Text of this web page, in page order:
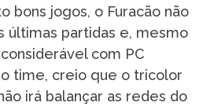
bons jogos, o Furacão não
últimas partidas e, mesmo
com PC
time, creio que o tricolor
irá balançar as redes do